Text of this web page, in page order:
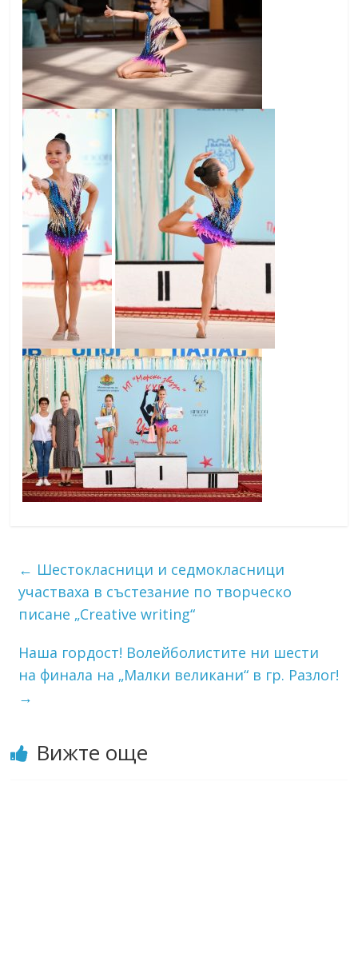
← Шестокласници и седмокласници
участваха в състезание по творческо
писане „Creative writing“
Наша гордост! Волейболистите ни шести
на финала на „Малки великани“ в гр. Разлог!
→
Вижте още